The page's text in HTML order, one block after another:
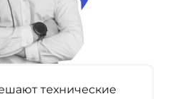
технические